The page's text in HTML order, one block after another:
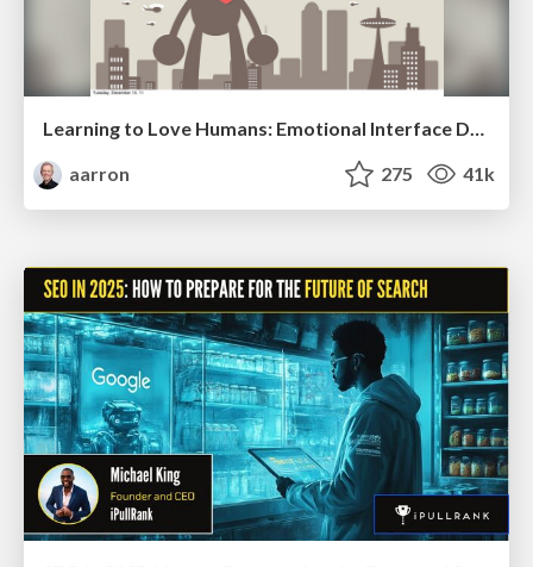
Learning to Love Humans: Emotional Interface Design
aarron
275 41k